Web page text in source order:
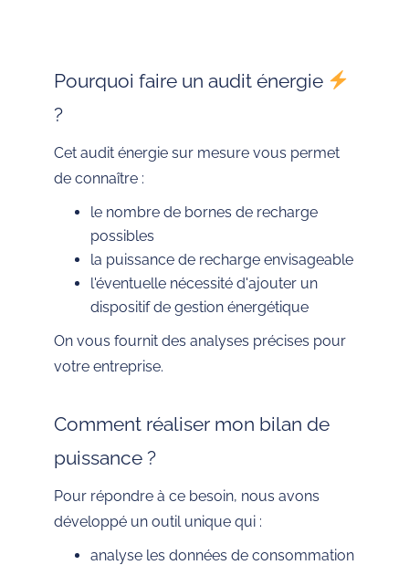
Pourquoi faire un audit énergie
?
Cet audit énergie sur mesure vous permet
de connaître :
le nombre de bornes de recharge
possibles
la puissance de recharge envisageable
l'éventuelle nécessité d'ajouter un
dispositif de gestion énergétique
On vous fournit des analyses précises pour
votre entreprise.
Comment réaliser mon bilan de
puissance ?
Pour répondre à ce besoin, nous avons
développé un outil unique qui :
analyse les données de consommation